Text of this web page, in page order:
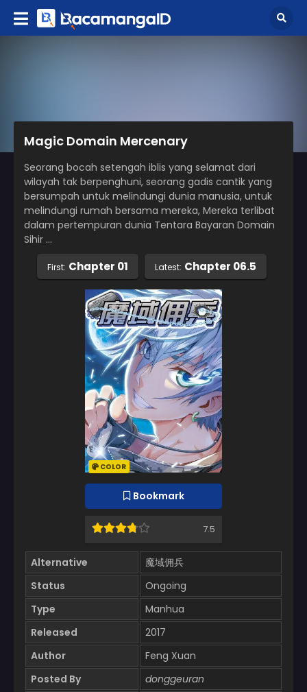
Magic Domain Mercenary
Seorang bocah setengah iblis yang selamat dari
wilayah tak berpenghuni, seorang gadis cantik yang
bersumpah untuk melindungi dunia manusia, untuk
melindungi rumah bersama mereka, Mereka terlibat
dalam pertempuran dunia Tentara Bayaran Domain
Sihir …
First: Chapter 01 Latest: Chapter 06.5
COLOR
Bookmark
7.5
Alternative
魔域佣兵
Status
Ongoing
Type
Manhua
Released
2017
Author
Feng Xuan
Posted By
donggeuran